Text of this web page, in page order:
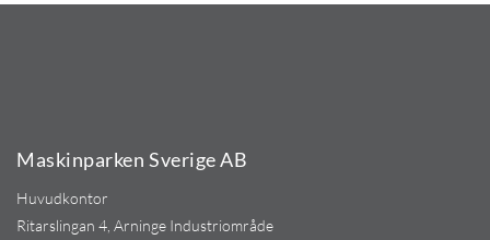
Maskinparken Sverige AB
Huvudkontor
Ritarslingan 4, Arninge Industriområde